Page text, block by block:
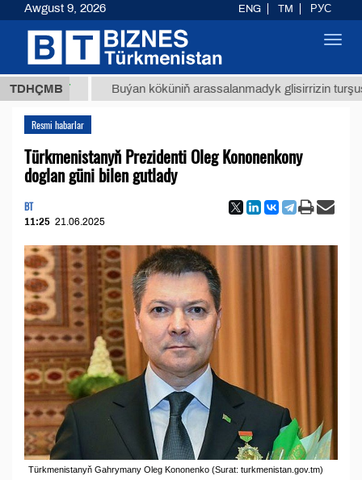
TDHÇMB
ТМТ Buýan köküniň arassalanmadyk glisirrizin turşusy (t.)
Resmi habarlar
Türkmenistanyň Prezidenti Oleg Kononenkony
doglan güni bilen gutlady
BT
11:25 21.06.2025
Türkmenistanyň Gahrymany Oleg Kononenko (Surat: turkmenistan.gov.tm)
Awgust 9, 2026 ENG TM РУС